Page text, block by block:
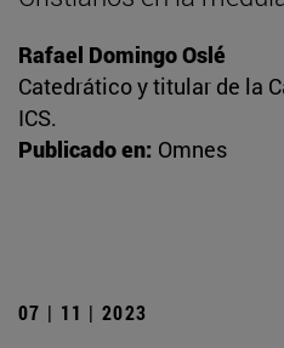
Rafael Domingo Oslé
Catedrático y titular de la
ICS.
Publicado en: Omnes
07 | 11 | 2023